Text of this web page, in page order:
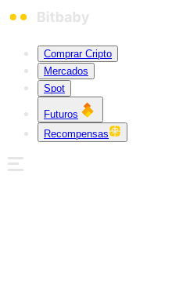
Comprar Cripto
Mercados
Spot
Futuros
Recompensas